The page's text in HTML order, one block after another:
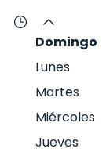
Domingo
Lunes
Martes
Miércoles
Jueves